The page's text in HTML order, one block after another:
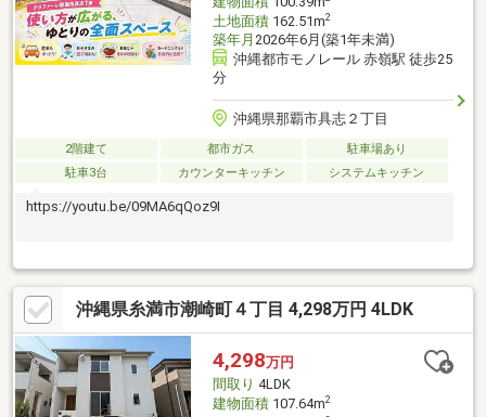
土地面積162.51m2
築年月 2026年6月(築1年未満)
沖縄都市モノレール 赤嶺駅 徒歩25
分
沖縄県那覇市具志２丁目
2階建て 都市ガス
駐車場あり
駐車3台
カウンターキッチン システムキッチン
https://youtu.be/09MA6qQoz9I
沖縄県糸満市潮崎町４丁目 4,298万円 4LDK
4,298万円
間取り 4LDK
建物面積107.64m2